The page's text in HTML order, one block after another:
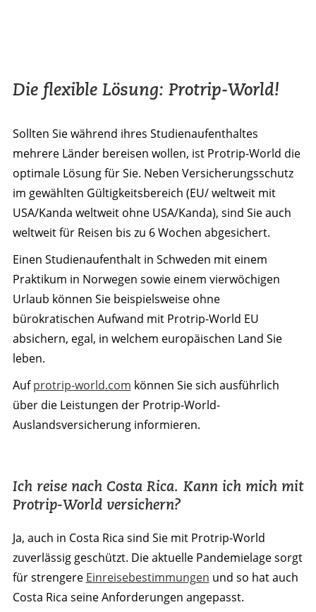
Die flexible Lösung: Protrip-World!
Sollten Sie während ihres Studienaufenthaltes
mehrere Länder bereisen wollen, ist Protrip-World die
optimale Lösung für Sie. Neben Versicherungsschutz
im gewählten Gültigkeitsbereich (EU/ weltweit mit
USA/Kanda weltweit ohne USA/Kanda), sind Sie auch
weltweit für Reisen bis zu 6 Wochen abgesichert.
Einen Studienaufenthalt in Schweden mit einem
Praktikum in Norwegen sowie einem vierwöchigen
Urlaub können Sie beispielsweise ohne
bürokratischen Aufwand mit Protrip-World EU
absichern, egal, in welchem europäischen Land Sie
leben.
Aufprotrip-world.com können Sie sich ausführlich
über die Leistungen der Protrip-World-
Auslandsversicherung informieren.
Ich reise nach Costa Rica. Kann ich mich mit
Protrip-World versichern?
Ja, auch in Costa Rica sind Sie mit Protrip-World
zuverlässig geschützt. Die aktuelle Pandemielage sorgt
für strengere Einreisebestimmungen und so hat auch
Costa Rica seine Anforderungen angepasst.